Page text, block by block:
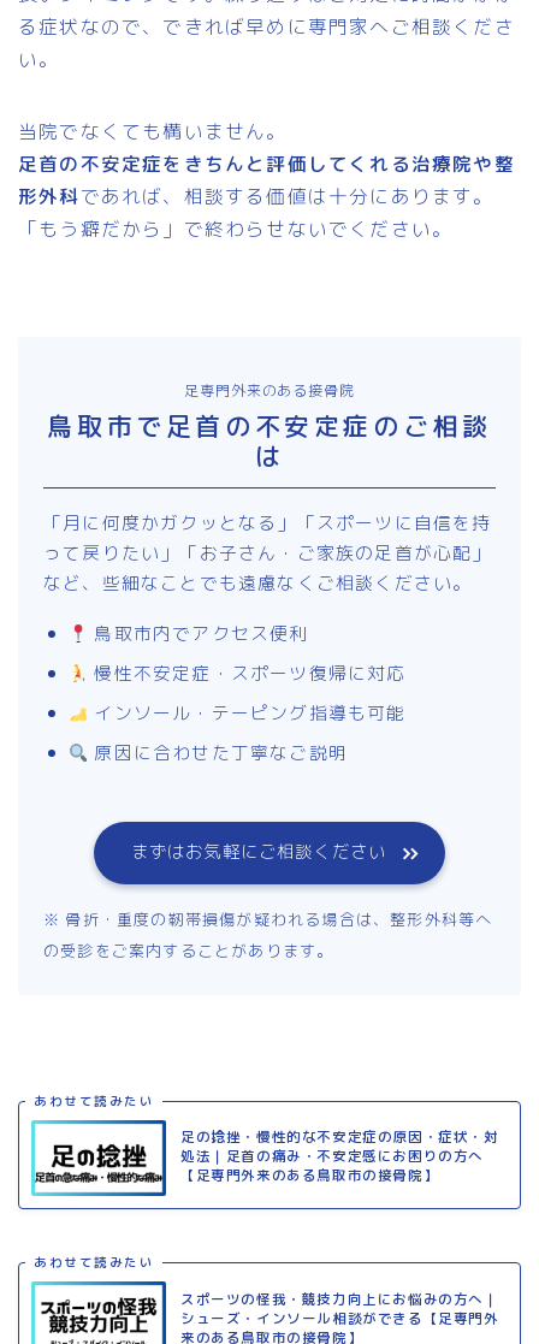
る症状なので、できれば早めに専門家へご相談くださ
い。
当院でなくても構いません。
足首の不安定症をきちんと評価してくれる治療院や整
形外科であれば、相談する価値は十分にあります。
「もう癖だから」で終わらせないでください。
足専門外来のある接骨院
鳥取市で足首の不安定症のご相談
は
「月に何度かガクッとなる」「スポーツに自信を持
って戻りたい」「お子さん・ご家族の足首が心配」
など、些細なことでも遠慮なくご相談ください。
鳥取市内でアクセス便利
慢性不安定症・スポーツ復帰に対応
インソール・テーピング指導も可能
原因に合わせた丁寧なご説明
まずはお気軽にご相談ください
※ 骨折・重度の靭帯損傷が疑われる場合は、整形外科等へ
の受診をご案内することがあります。
あわせて読みたい
足の捻挫・慢性的な不安定症の原因・症状・対
処法｜足首の痛み・不安定感にお困りの方へ
【足専門外来のある鳥取市の接骨院】
あわせて読みたい
スポーツの怪我・競技力向上にお悩みの方へ｜
シューズ・インソール相談ができる【足専門外
来のある鳥取市の接骨院】